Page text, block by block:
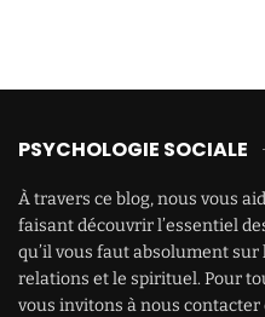
PSYCHOLOGIE SOCIALE
À travers ce blog, nous vous
faisant découvrir l’essentiel
qu’il vous faut absolument
relations et le spirituel. Pour
vous invitons à nous